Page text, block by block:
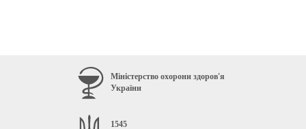
Міністерство охорони здоров'я
України
1545